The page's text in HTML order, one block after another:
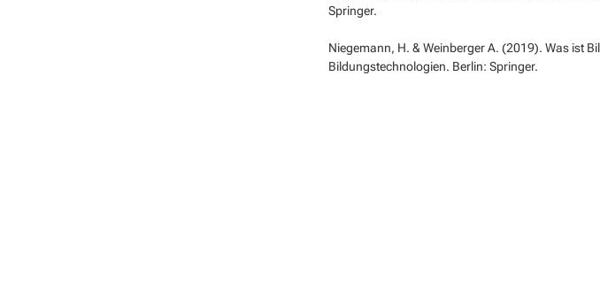
Springer.
Niegemann, H. & Weinberger A. (2019). Was ist
Bildungstechnologien. Berlin: Springer.